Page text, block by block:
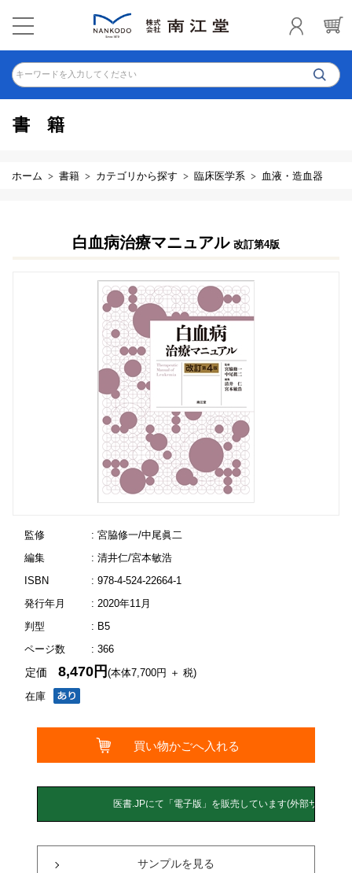
キーワードを入力してください
書籍
ホーム 書籍 カテゴリから探す 臨床医学系 血液・造血器
白血病治療マニュアル 改訂第4版
監修
: 宮脇修一/中尾眞二
編集
: 清井仁/宮本敏浩
ISBN
: 978-4-524-22664-1
発行年月
: 2020年11月
判型
: B5
ページ数
: 366
在庫
定価8,470円(本体7,700円 ＋ 税)
サンプルを見る